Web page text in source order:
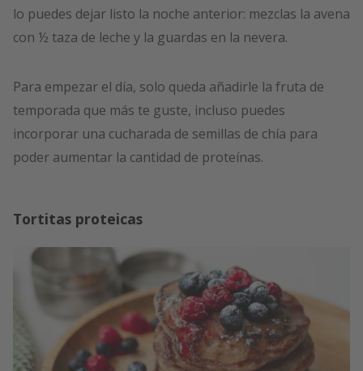
lo puedes dejar listo la noche anterior: mezclas la avena
con ½ taza de leche y la guardas en la nevera.
Para empezar el día, solo queda añadirle la fruta de
temporada que más te guste, incluso puedes
incorporar una cucharada de semillas de chía para
poder aumentar la cantidad de proteínas.
Tortitas proteicas